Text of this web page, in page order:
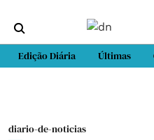
Edição Diária Últimas
diario-de-noticias